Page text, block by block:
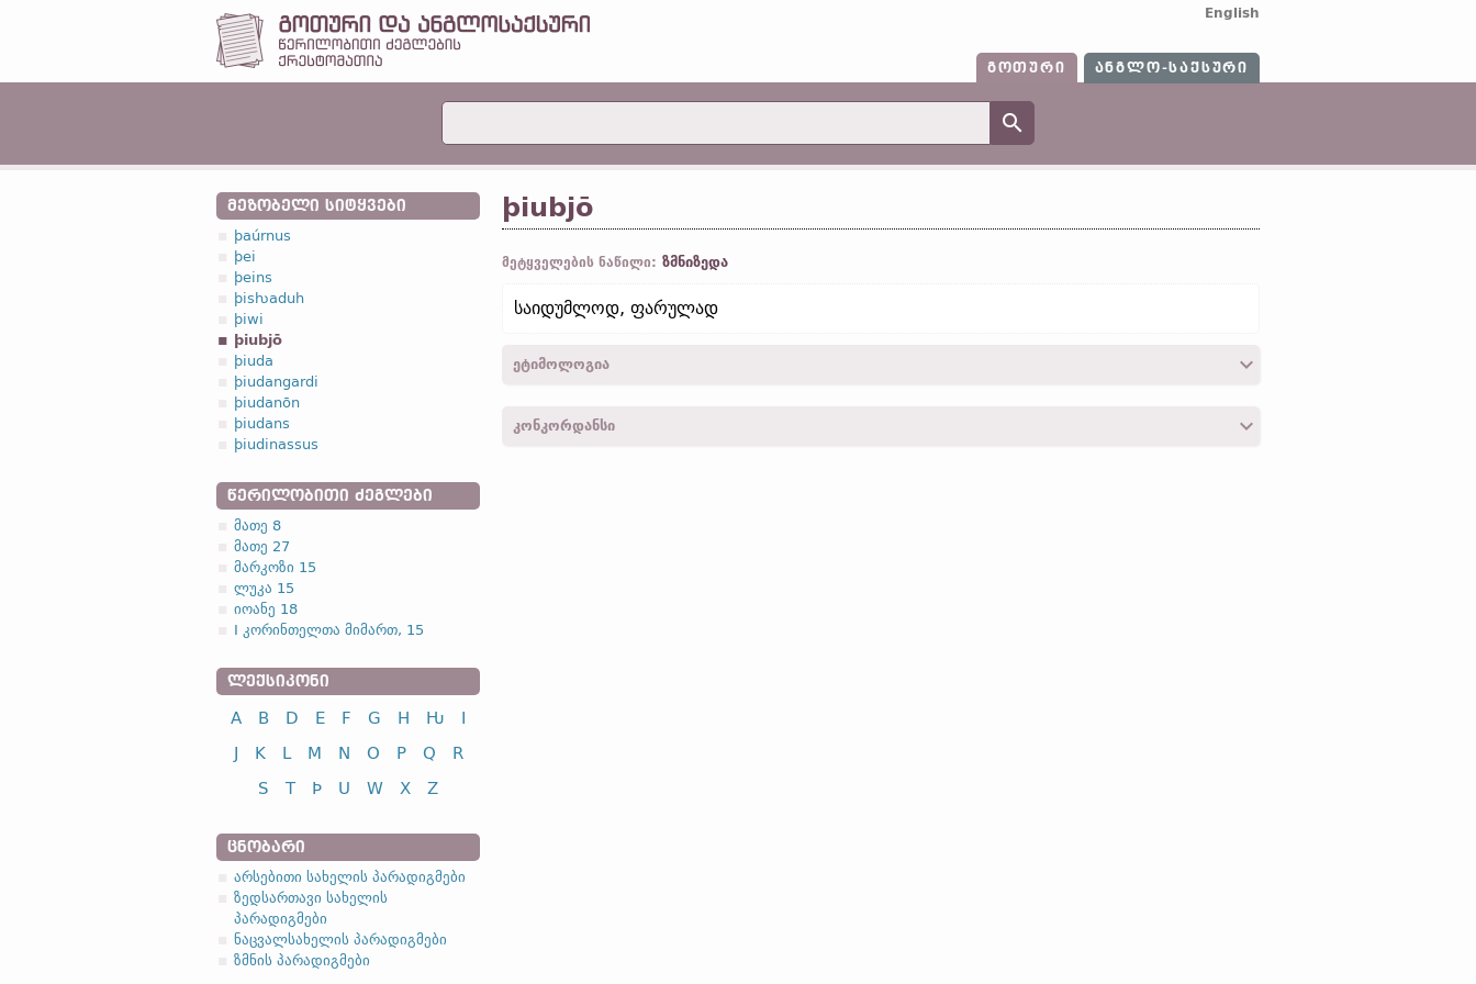
English
ᲒᲝᲗᲣᲠᲘ ᲐᲜᲒᲚᲝ-ᲡᲐᲥᲡᲣᲠᲘ
ᲛᲔᲖᲝᲑᲔᲚᲘ ᲡᲘᲢᲧᲕᲔᲑᲘ
þaúrnus
þei
þeins
þisƕaduh
þiwi
þiubjō
þiuda
þiudangardi
þiudanōn
þiudans
þiudinassus
ᲬᲔᲠᲘᲚᲝᲑᲘᲗᲘ ᲫᲔᲒᲚᲔᲑᲘ
მათე 8
მათე 27
მარკოზი 15
ლუკა 15
იოანე 18
I კორინთელთა მიმართ, 15
ᲚᲔᲥᲡᲘᲙᲝᲜᲘ
A B D E F G H Ƕ
I
J
K L M N O P Q
R
S
T Þ U W X Z
ᲪᲜᲝᲑᲐᲠᲘ
არსებითი სახელის პარადიგმები
ზედსართავი სახელის
პარადიგმები
ნაცვალსახელის პარადიგმები
ზმნის პარადიგმები
þiubjō
მეტყველების ნაწილი: ზმნიზედა
საიდუმლოდ, ფარულად
ეტიმოლოგია
კონკორდანსი